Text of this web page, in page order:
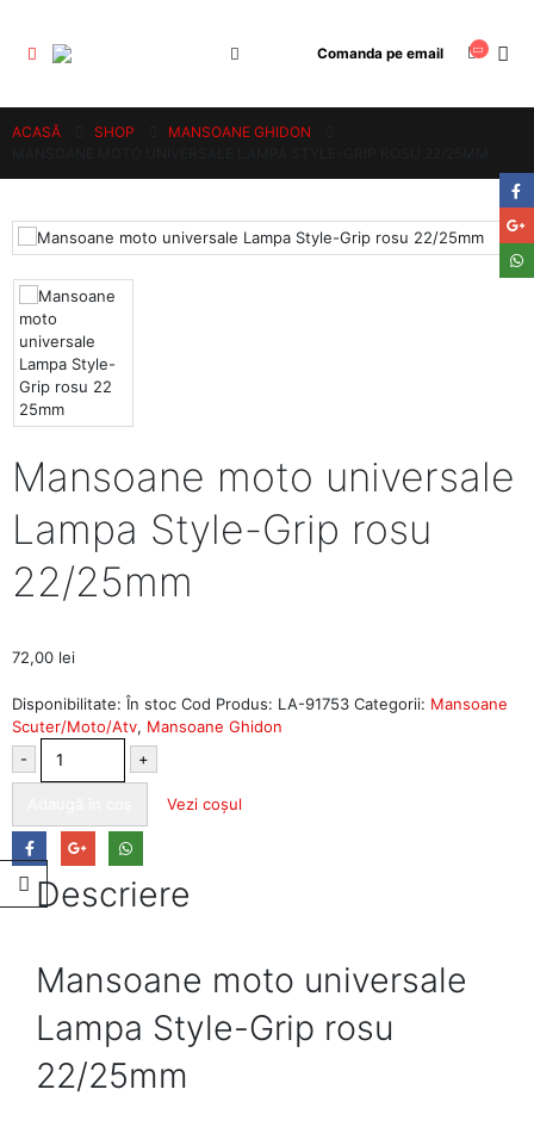
Comanda pe email
ACASĂ SHOP
MANSOANE GHIDON
Mansoane moto universale
Lampa Style-Grip rosu
22/25mm
72,00 lei
Disponibilitate: În stoc Cod Produs: LA-91753 Categorii: Mansoane
Scuter/Moto/Atv, Mansoane Ghidon
-
+
Vezi coșul
Descriere
Mansoane moto universale
Lampa Style-Grip rosu
22/25mm